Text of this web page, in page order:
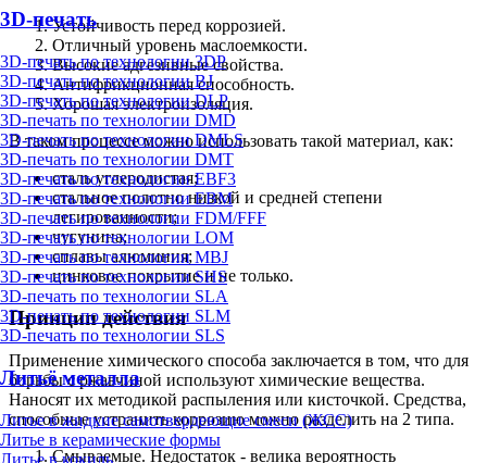
3D-печать
3D-печать по технологии 3DP
3D-печать по технологии BJ
3D-печать по технологии DLP
3D-печать по технологии DMD
3D-печать по технологии DMLS
3D-печать по технологии DMT
3D-печать по технологии EBF3
3D-печать по технологии EBM
3D-печать по технологии FDM/FFF
3D-печать по технологии LOM
3D-печать по технологии MBJ
3D-печать по технологии SHS
3D-печать по технологии SLA
3D-печать по технологии SLM
3D-печать по технологии SLS
Литьё металла
Литье в жидкие самотвердеющие смеси (ЖСС)
Литье в керамические формы
Литье в кокиль
Устойчивость перед коррозией.
Отличный уровень маслоемкости.
Высокие адгезивные свойства.
Антифрикционная способность.
Хорошая электроизоляция.
В таком процессе можно использовать такой материал, как:
сталь углеродистая;
стальное полотно низкой и средней степени
легированности;
чугунина;
сплавы алюминия;
цинковое покрытие и не только.
Принцип действия
Применение химического способа заключается в том, что для
борьбы с ржавчиной используют химические вещества.
Наносят их методикой распыления или кисточкой. Средства,
способные устранить коррозию можно разделить на 2 типа.
Смываемые. Недостаток - велика вероятность